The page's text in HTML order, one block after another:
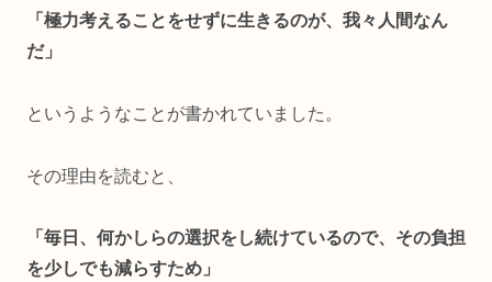
「極力考えることをせずに生きるのが、我々人間なん
だ」
というようなことが書かれていました。
その理由を読むと、
「毎日、何かしらの選択をし続けているので、その負担
を少しでも減らすため」